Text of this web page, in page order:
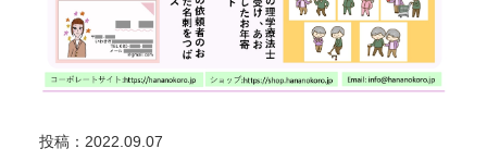
投稿：2022.09.07